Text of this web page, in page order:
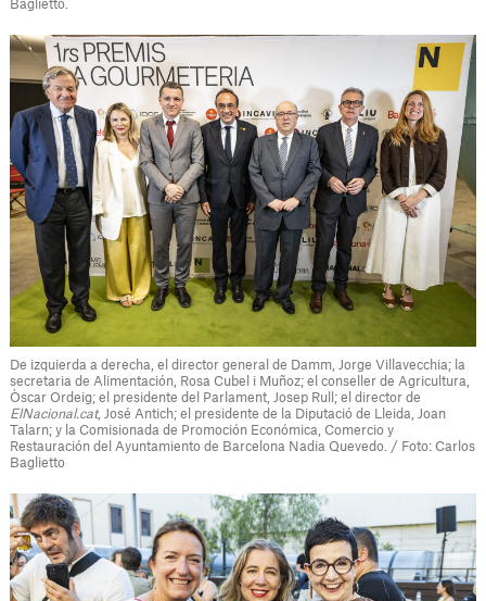
Baglietto.
De izquierda a derecha, el director general de Damm, Jorge Villavecchia; la
secretaria de Alimentación, Rosa Cubel i Muñoz; el conseller de Agricultura,
Òscar Ordeig; el presidente del Parlament, Josep Rull; el director de
ElNacional.cat, José Antich; el presidente de la Diputació de Lleida, Joan
Talarn; y la Comisionada de Promoción Económica, Comercio y
Restauración del Ayuntamiento de Barcelona Nadia Quevedo. / Foto: Carlos
Baglietto